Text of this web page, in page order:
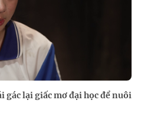
gác lại giấc mơ đại học để nuôi